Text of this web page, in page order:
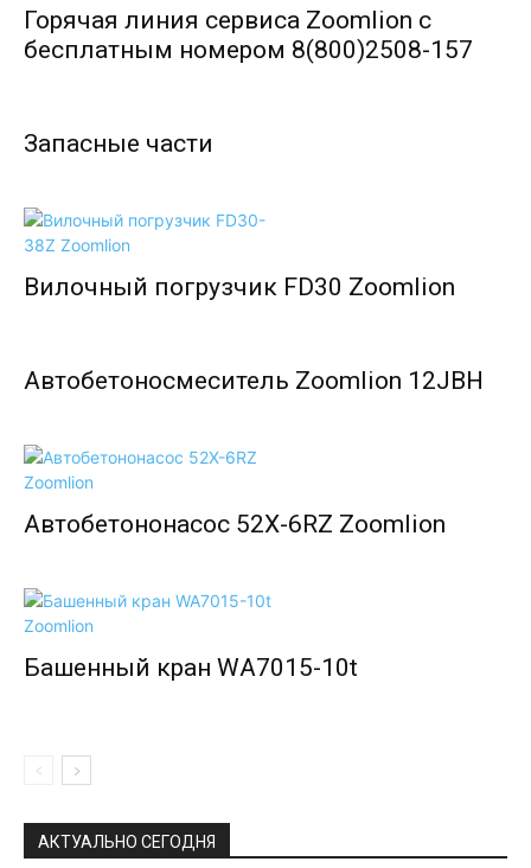
Горячая линия сервиса Zoomlion с
бесплатным номером 8(800)2508-157
Запасные части
Вилочный погрузчик FD30 Zoomlion
Автобетоносмеситель Zoomlion 12JBH
Автобетононасос 52X-6RZ Zoomlion
Башенный кран WA7015-10t
АКТУАЛЬНО СЕГОДНЯ